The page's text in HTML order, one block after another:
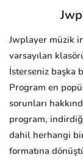
Jwplayer müzik
varsayılan
İsterseniz başka
Program en
sorunları
program,
dahil herhangi
formatına